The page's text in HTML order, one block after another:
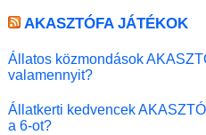
AKASZTÓFA JÁTÉKOK
Állatos közmondások
valamennyit?
Állatkerti kedvencek
a 6-ot?